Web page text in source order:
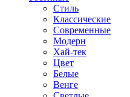
Стиль
Классические
Современные
Модерн
Хай-тек
Цвет
Белые
Венге